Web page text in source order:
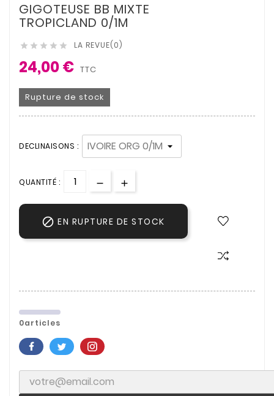
GIGOTEUSE BB MIXTE
TROPICLAND 0/1M
     LA REVUE(0)
24,00 € TTC
Rupture de stock
DECLINAISONS :
QUANTITÉ :
 EN RUPTURE DE STOCK
0articles